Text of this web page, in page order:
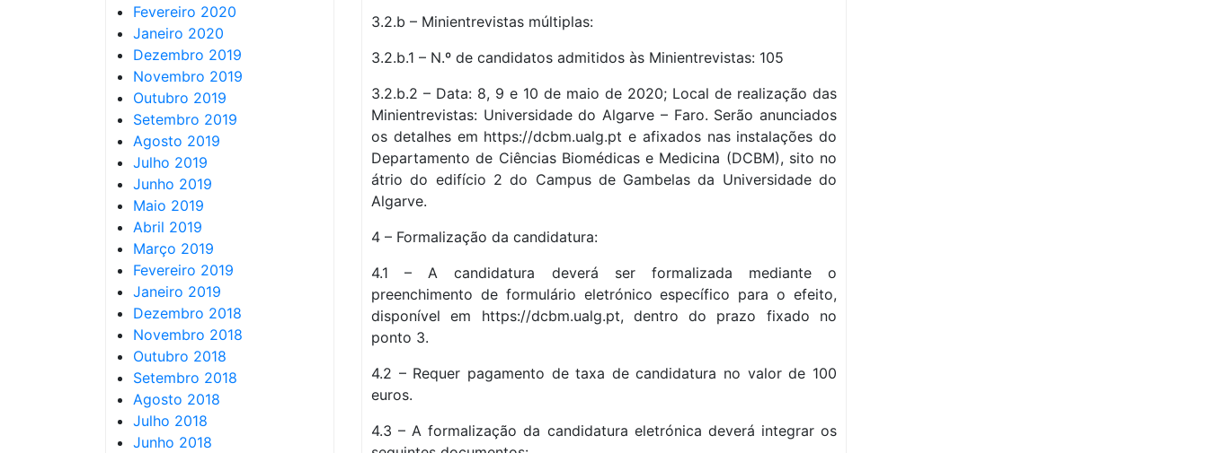
Fevereiro 2020
Janeiro 2020
Dezembro 2019
Novembro 2019
Outubro 2019
Setembro 2019
Agosto 2019
Julho 2019
Junho 2019
Maio 2019
Abril 2019
Março 2019
Fevereiro 2019
Janeiro 2019
Dezembro 2018
Novembro 2018
Outubro 2018
Setembro 2018
Agosto 2018
Julho 2018
Junho 2018
3.2.b – Minientrevistas múltiplas:
3.2.b.1 – N.º de candidatos admitidos às Minientrevistas: 105
3.2.b.2 – Data: 8, 9 e 10 de maio de 2020; Local de realização das
Minientrevistas: Universidade do Algarve – Faro. Serão anunciados
os detalhes em https://dcbm.ualg.pt e afixados nas instalações do
Departamento de Ciências Biomédicas e Medicina (DCBM), sito no
átrio do edifício 2 do Campus de Gambelas da Universidade do
Algarve.
4 – Formalização da candidatura:
4.1 – A candidatura deverá ser formalizada mediante o
preenchimento de formulário eletrónico específico para o efeito,
disponível em https://dcbm.ualg.pt, dentro do prazo fixado no
ponto 3.
4.2 – Requer pagamento de taxa de candidatura no valor de 100
euros.
4.3 – A formalização da candidatura eletrónica deverá integrar os